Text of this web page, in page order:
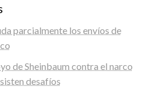
parcialmente los envíos de
de Sheinbaum contra el narco
desafíos